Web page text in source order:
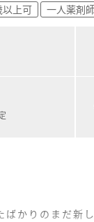
以上可 一人薬剤
かりのまだ新し